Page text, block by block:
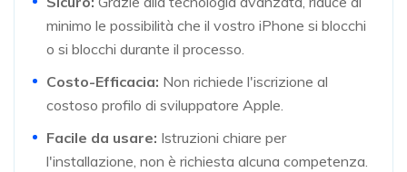
minimo le possibilità che il vostro iPhone si blocchi
o si blocchi durante il processo.
Costo-Efficacia: Non richiede l'iscrizione al
costoso profilo di sviluppatore Apple.
Facile da usare: Istruzioni chiare per
l'installazione, non è richiesta alcuna competenza.